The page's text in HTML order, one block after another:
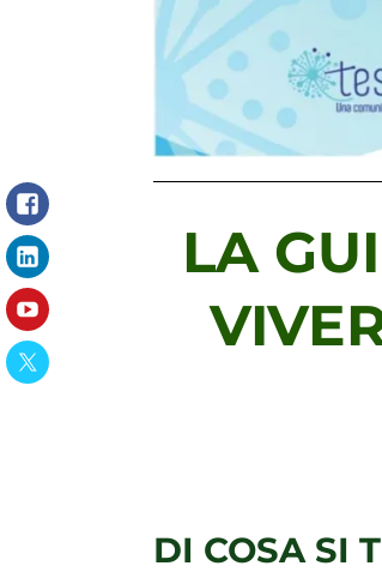
LA
DI COSA SI
Facebook
LinkedIn
YouTube
Twitter